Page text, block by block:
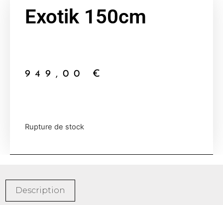
Exotik 150cm
949,00 €
Rupture de stock
Description